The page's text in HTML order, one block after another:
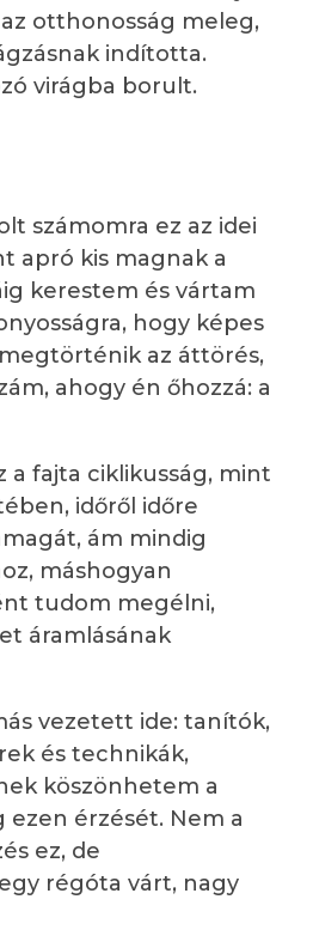
otthonosság meleg,
indította.
virágba borult.
számomra ez az idei
apró kis magnak a
kerestem és vártam
hogy képes
az áttörés,
ahogy én őhozzá: a
a fajta ciklikusság, mint
időről időre
ám mindig
máshogyan
tudom megélni,
áramlásának
vezetett ide: tanítók,
és technikák,
köszönhetem a
érzését. Nem a
ez, de
régóta várt, nagy